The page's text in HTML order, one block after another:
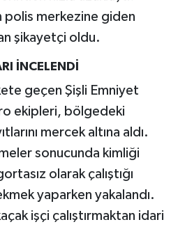
polis merkezine giden
şikayetçi oldu.
İNCELENDİ
geçen Şişli Emniyet
ekipleri, bölgedeki
mercek altına aldı.
sonucunda kimliği
olarak çalıştığı
yaparken yakalandı.
işçi çalıştırmaktan idari